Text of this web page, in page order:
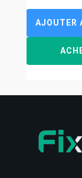
AJOUTER